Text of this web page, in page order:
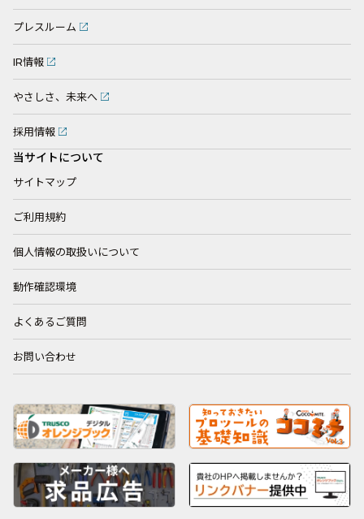
プレスルーム
IR情報
やさしさ、未来へ
採用情報
当サイトについて
サイトマップ
ご利用規約
個人情報の取扱いについて
動作確認環境
よくあるご質問
お問い合わせ